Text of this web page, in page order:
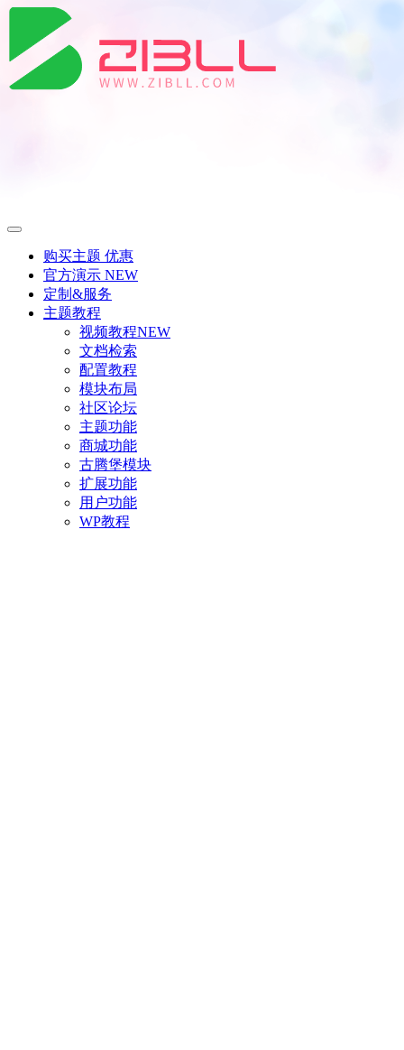
购买主题 优惠
官方演示 NEW
定制&服务
主题教程
视频教程NEW
文档检索
配置教程
模块布局
社区论坛
主题功能
商城功能
古腾堡模块
扩展功能
用户功能
WP教程